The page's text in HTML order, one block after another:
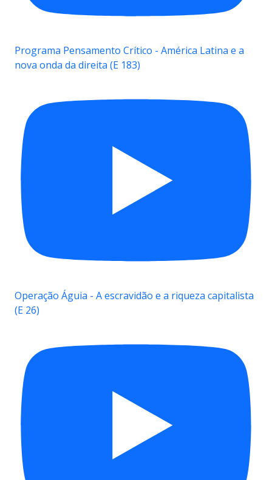
Programa Pensamento Crítico - América Latina e a
nova onda da direita (E 183)
Operação Águia - A escravidão e a riqueza capitalista
(E 26)